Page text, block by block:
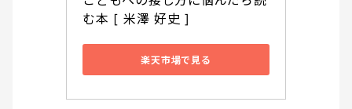
む本 [ 米澤 好史 ]
楽天市場で見る